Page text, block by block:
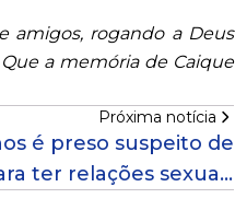
amigos, rogando a Deus
a memória de Caique
Próxima notícia
é preso suspeito de
ter relações sexuais